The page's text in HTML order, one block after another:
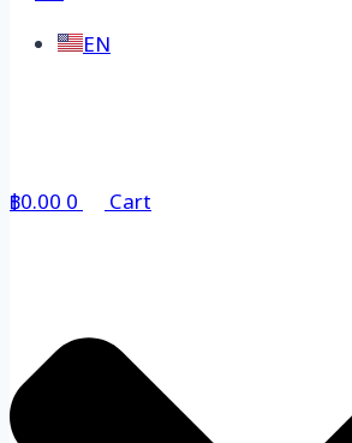
EN
฿0.000 Cart